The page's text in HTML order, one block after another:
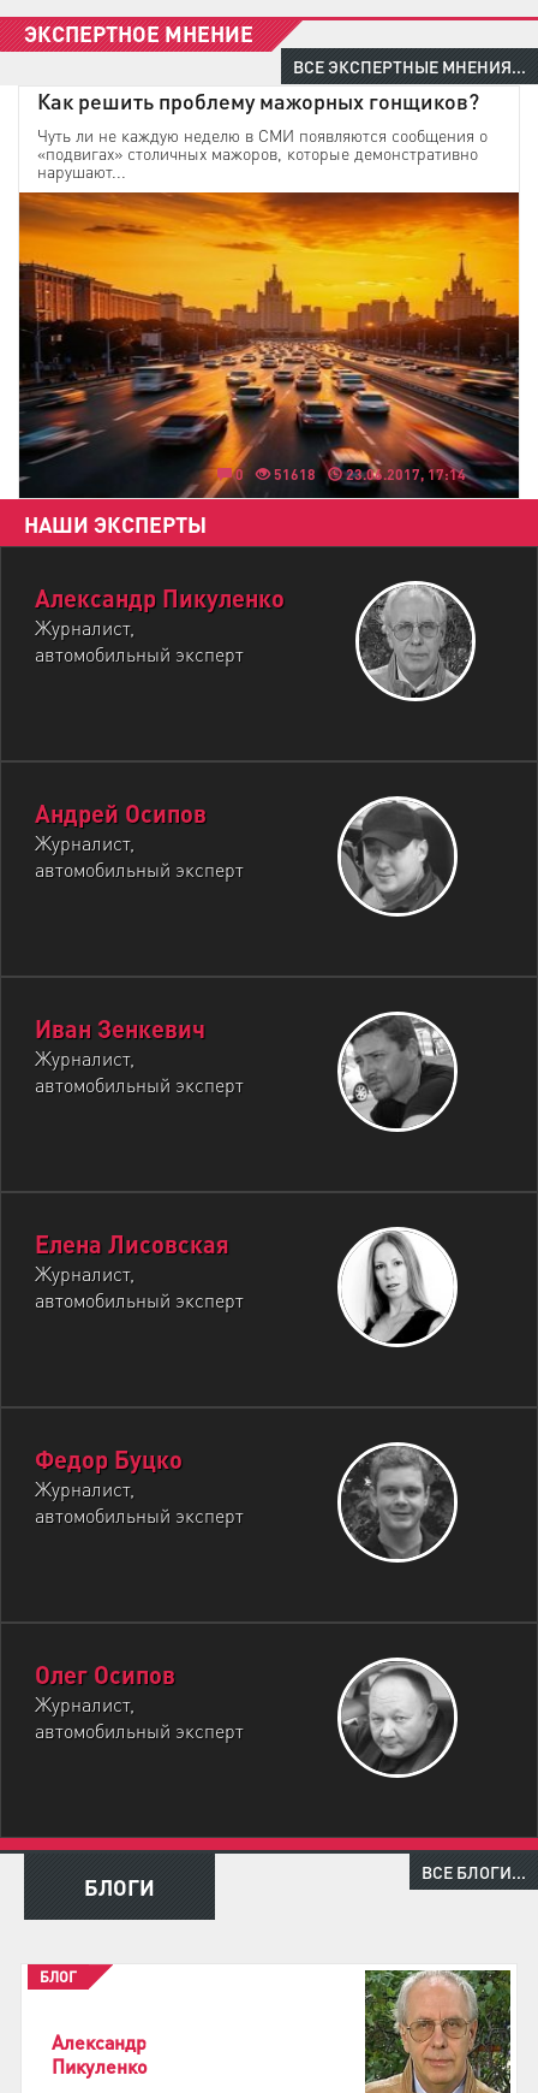
ЭКСПЕРТНОЕ МНЕНИЕ
ВСЕ ЭКСПЕРТНЫЕ МНЕНИЯ...
Как решить проблему мажорных гонщиков?
Чуть ли не каждую неделю в СМИ появляются сообщения о
«подвигах» столичных мажоров, которые демонстративно
нарушают...
23.06.2017, 17:14
51618
0
НАШИ ЭКСПЕРТЫ
Александр Пикуленко
Журналист,
автомобильный эксперт
Андрей Осипов
Журналист,
автомобильный эксперт
Иван Зенкевич
Журналист,
автомобильный эксперт
Елена Лисовская
Журналист,
автомобильный эксперт
Федор Буцко
Журналист,
автомобильный эксперт
Олег Осипов
Журналист,
автомобильный эксперт
БЛОГИ
ВСЕ БЛОГИ...
Александр
Пикуленко
БЛОГ